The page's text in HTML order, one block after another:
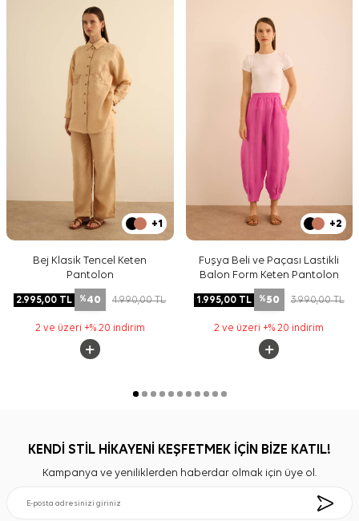
+1
Bej Klasik Tencel Keten
Pantolon
2.995,00 TL %40 4.990,00TL
2 ve üzeri +% 20 indirim
+2
Fuşya Beli ve Paçası Lastikli
Balon Form Keten Pantolon
1.995,00TL %50 3.990,00TL
2 ve üzeri +% 20 indirim
KENDİ STİL HİKAYENİ KEŞFETMEK İÇİN BİZE KATIL!
Kampanya ve yeniliklerden haberdar olmak için üye ol.